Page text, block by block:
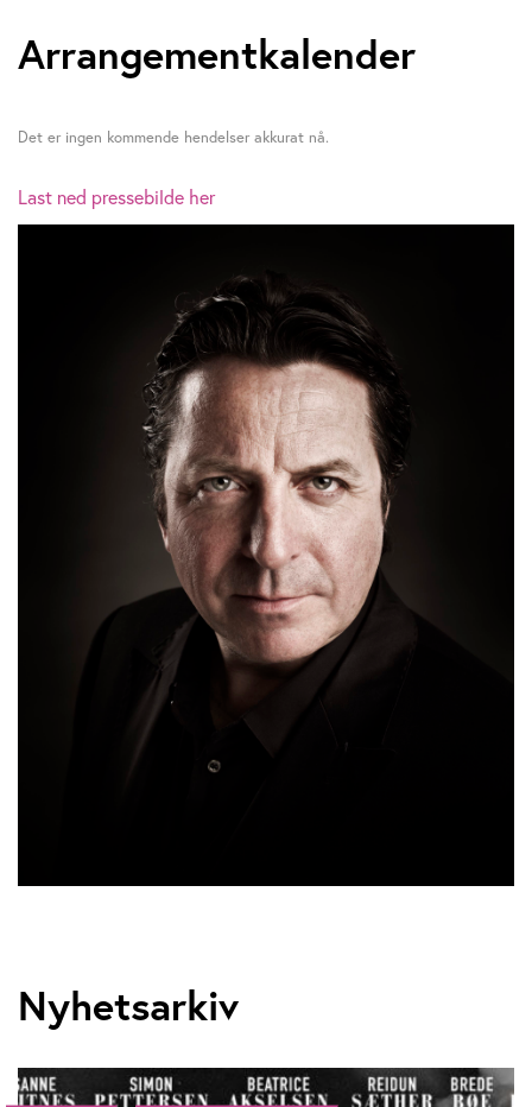
Arrangementkalender
Det er ingen kommende hendelser akkurat nå.
Last ned pressebilde her
Nyhetsarkiv